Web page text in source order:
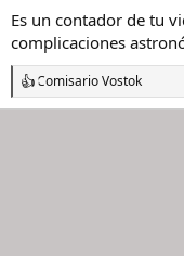
Es un contador de tu
complicaciones
R
e
Comisario Vostok